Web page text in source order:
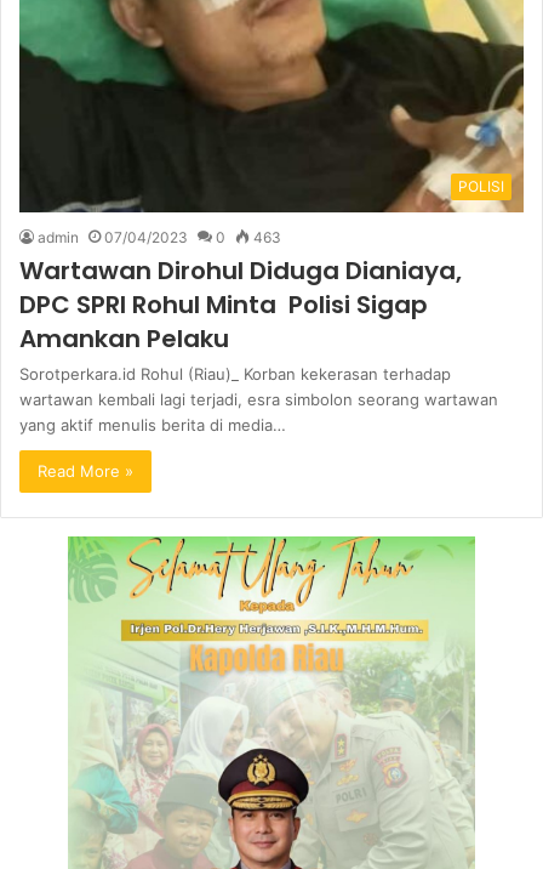
POLISI
admin 07/04/2023 0 463
Wartawan Dirohul Diduga Dianiaya,
DPC SPRI Rohul Minta Polisi Sigap
Amankan Pelaku
Sorotperkara.id Rohul (Riau)_ Korban kekerasan terhadap
wartawan kembali lagi terjadi, esra simbolon seorang wartawan
yang aktif menulis berita di media…
Read More »